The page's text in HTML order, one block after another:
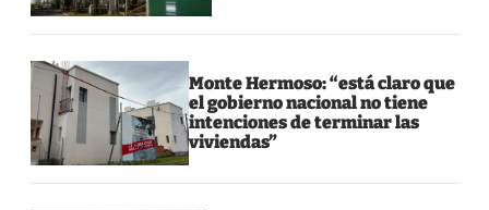
Monte Hermoso: “está claro que
el gobierno nacional no tiene
intenciones de terminar las
viviendas”